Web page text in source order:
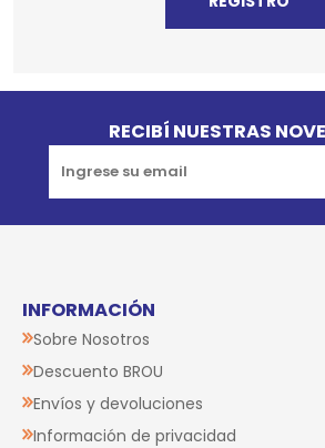
RECIBÍ NUESTRAS
INFORMACIÓN
Sobre Nosotros
Descuento BROU
Envíos y devoluciones
Información de privacidad